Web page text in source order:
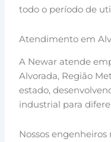
todo o período de
Atendimento em
A Newar atende
Alvorada, Região
estado,
industrial para
Nossos